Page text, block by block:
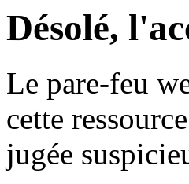
Désolé,
Le pare-feu
cette
jugée